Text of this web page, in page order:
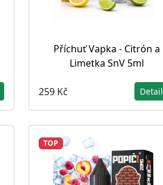
Příchuť Vapka - Citrón a
Limetka SnV 5ml
259 Kč Detail
TOP